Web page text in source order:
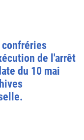
confréries
de l'arrêt
du 10 mai